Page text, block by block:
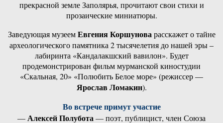
прекрасной земле Заполярья, прочитают свои стихи и
прозаические миниатюры.
Заведующая музеемЕвгения Коршуноварасскажет о тайне
археологического памятника 2 тысячелетия до нашей эры –
лабиринта «Кандалакшский вавилон». Будет
продемонстрирован фильм мурманской киностудии
«Скальная, 20» «Полюбить Белое море» (режиссер —
Ярослав Ломакин).
Во встрече примут участие
—Алексей Полубота— поэт, публицист, член Союза